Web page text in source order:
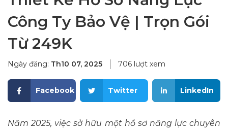
Công Ty Bảo Vệ | Trọn Gói
Từ 249K
Ngày đăng: Th10 07, 2025 706 lượt xem
Facebook Twitter LinkedIn
Năm 2025, việc sở hữu một hồ sơ năng lực chuyên